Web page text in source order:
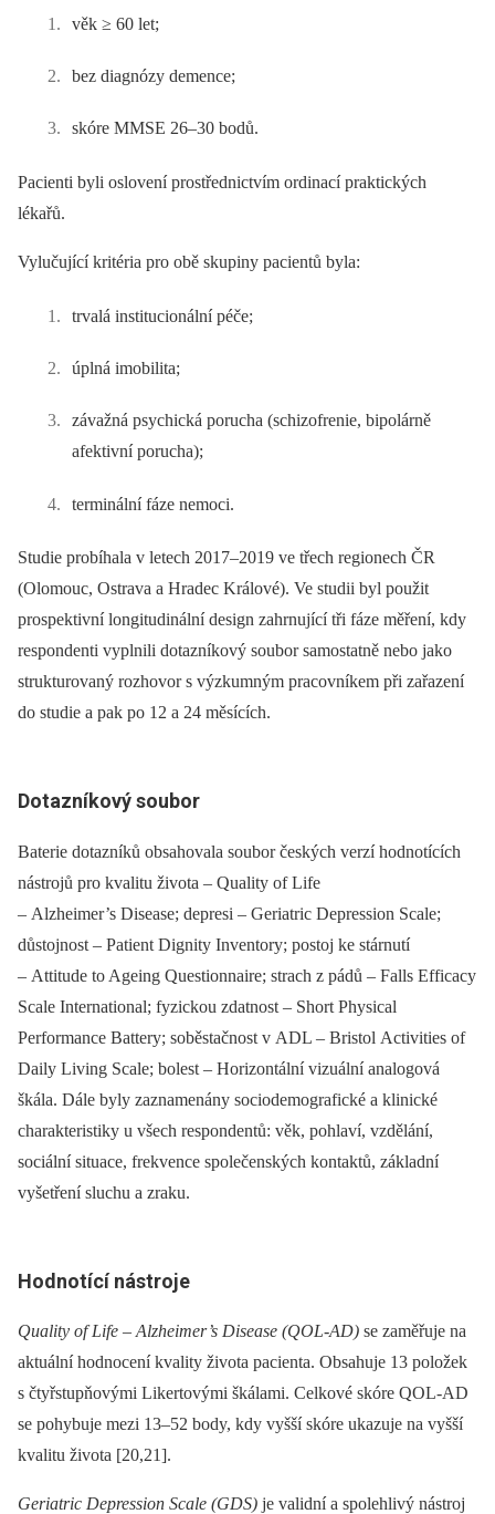
věk ≥ 60 let;
bez dia­gnózy demence;
skóre MMSE 26–30 bodů.
Pacienti byli oslovení prostřednictvím ordinací praktických
lékařů.
Vylučující kritéria pro obě skupiny pacientů byla:
trvalá institucionální péče;
úplná imobilita;
závažná psychická porucha (schizofrenie, bipolárně
afektivní porucha);
terminální fáze nemoci.
Studie probíhala v letech 2017–2019 ve třech regionech ČR
(Olomouc, Ostrava a Hradec Králové). Ve studii byl použit
prospektivní longitudinální design zahrnující tři fáze měření, kdy
respondenti vyplnili dotazníkový soubor samostatně nebo jako
strukturovaný rozhovor s výzkumným pracovníkem při zařazení
do studie a pak po 12 a 24 měsících.
Dotazníkový soubor
Baterie dotazníků obsahovala soubor českých verzí hodnotících
nástrojů pro kvalitu života –⁠ Quality of Life
–⁠ Alzheimer’s Disease; depresi –⁠ Geriatric Depression Scale;
důstojnost –⁠ Patient Dignity Inventory; postoj ke stárnutí
–⁠ Attitude to Ageing Questionnaire; strach z pádů –⁠ Falls Efficacy
Scale International; fyzickou zdatnost –⁠ Short Physical
Performance Battery; soběstačnost v ADL –⁠ Bristol Activities of
Daily Living Scale; bolest –⁠ Horizontální vizuální analogová
škála. Dále byly zaznamenány sociodemografické a klinické
charakteristiky u všech respondentů: věk, pohlaví, vzdělání,
sociální situace, frekvence společenských kontaktů, základní
vyšetření sluchu a zraku.
Hodnotící nástroje
Quality of Life –⁠ Alzheimer’s Disease (QOL-AD) se zaměřuje na
aktuální hodnocení kvality života pacienta. Obsahuje 13 položek
s čtyřstupňovými Likertovými škálami. Celkové skóre QOL-AD
se pohybuje mezi 13–52 body, kdy vyšší skóre ukazuje na vyšší
kvalitu života [20,21].
Geriatric Depression Scale (GDS) je validní a spolehlivý nástroj